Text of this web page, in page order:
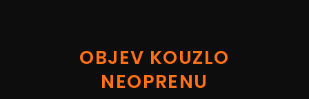
OBJEV KOUZLO
NEOPRENU